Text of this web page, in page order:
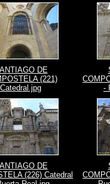
DE
(221)
Catedral.jpg
-
DE
(226) Catedral